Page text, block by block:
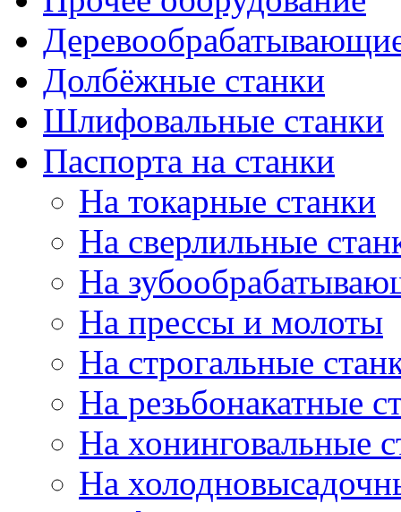
Долбёжные станки
Шлифовальные станки
Паспорта на станки
На токарные станки
На сверлильные
На
На прессы и молоты
На строгальные
На резьбонакатные
На хонинговальные
На